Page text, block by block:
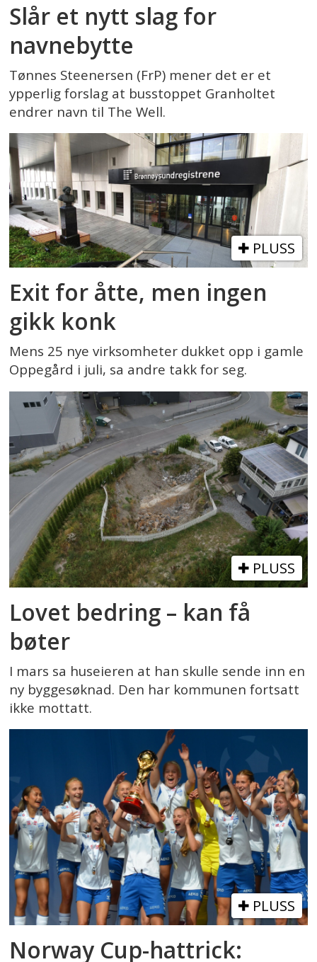
Slår et nytt slag for
navnebytte
Tønnes Steenersen (FrP) mener det er et
ypperlig forslag at busstoppet Granholtet
endrer navn til The Well.
PLUSS
Exit for åtte, men ingen
gikk konk
Mens 25 nye virksomheter dukket opp i gamle
Oppegård i juli, sa andre takk for seg.
PLUSS
Lovet bedring – kan få
bøter
I mars sa huseieren at han skulle sende inn en
ny byggesøknad. Den har kommunen fortsatt
ikke mottatt.
PLUSS
Norway Cup-hattrick: